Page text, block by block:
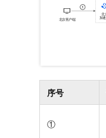
序号
①